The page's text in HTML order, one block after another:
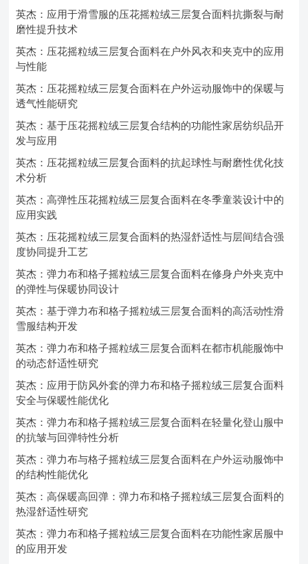
英杰：应用于滑雪服的压花摇粒绒三层复合面料抗撕裂与耐
磨性提升技术
英杰：压花摇粒绒三层复合面料在户外风衣和夹克中的应用
与性能
英杰：压花摇粒绒三层复合面料在户外运动服饰中的保暖与
透气性能研究
英杰：基于压花摇粒绒三层复合结构的功能性家居纺织品开
发与应用
英杰：压花摇粒绒三层复合面料的抗起球性与耐磨性优化技
术分析
英杰：高弹性压花摇粒绒三层复合面料在冬季童装设计中的
应用实践
英杰：压花摇粒绒三层复合面料的热湿舒适性与层间结合强
度协同提升工艺
英杰：弹力布和格子摇粒绒三层复合面料在修身户外夹克中
的弹性与保暖协同设计
英杰：基于弹力布和格子摇粒绒三层复合面料的高活动性滑
雪服结构开发
英杰：弹力布和格子摇粒绒三层复合面料在都市机能服饰中
的动态舒适性研究
英杰：应用于防风外套的弹力布和格子摇粒绒三层复合面料
安全与保暖性能优化
英杰：弹力布和格子摇粒绒三层复合面料在轻量化登山服中
的抗皱与回弹特性分析
英杰：弹力布与格子摇粒绒三层复合面料在户外运动服饰中
的结构性能优化
英杰：高保暖高回弹：弹力布和格子摇粒绒三层复合面料的
热湿舒适性研究
英杰：弹力布和格子摇粒绒三层复合面料在功能性家居服中
的应用开发